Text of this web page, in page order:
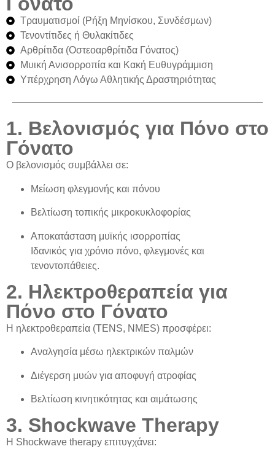
Τραυματισμοί (Ρήξη Μηνίσκου, Συνδέσμων)
Τενοντίτιδες ή Θυλακίτιδες
Αρθρίτιδα (Οστεοαρθρίτιδα Γόνατος)
Μυική Ανισορροπία και Κακή Ευθυγράμμιση
Υπέρχρηση Λόγω Αθλητικής Δραστηριότητας
1. Βελονισμός για Πόνο στο
Γόνατο
Ο βελονισμός συμβάλλει σε:
Μείωση φλεγμονής και πόνου
Βελτίωση τοπικής μικροκυκλοφορίας
Αποκατάσταση μυϊκής ισορροπίας
Ιδανικός για χρόνιο πόνο, φλεγμονές και
τενοντοπάθειες.
2. Ηλεκτροθεραπεία για
Πόνο στο Γόνατο
Η ηλεκτροθεραπεία (TENS, NMES) προσφέρει:
Αναλγησία μέσω ηλεκτρικών παλμών
Διέγερση μυών για αποφυγή ατροφίας
Βελτίωση κινητικότητας και αιμάτωσης
3. Shockwave Therapy
Η Shockwave therapy επιτυγχάνει: